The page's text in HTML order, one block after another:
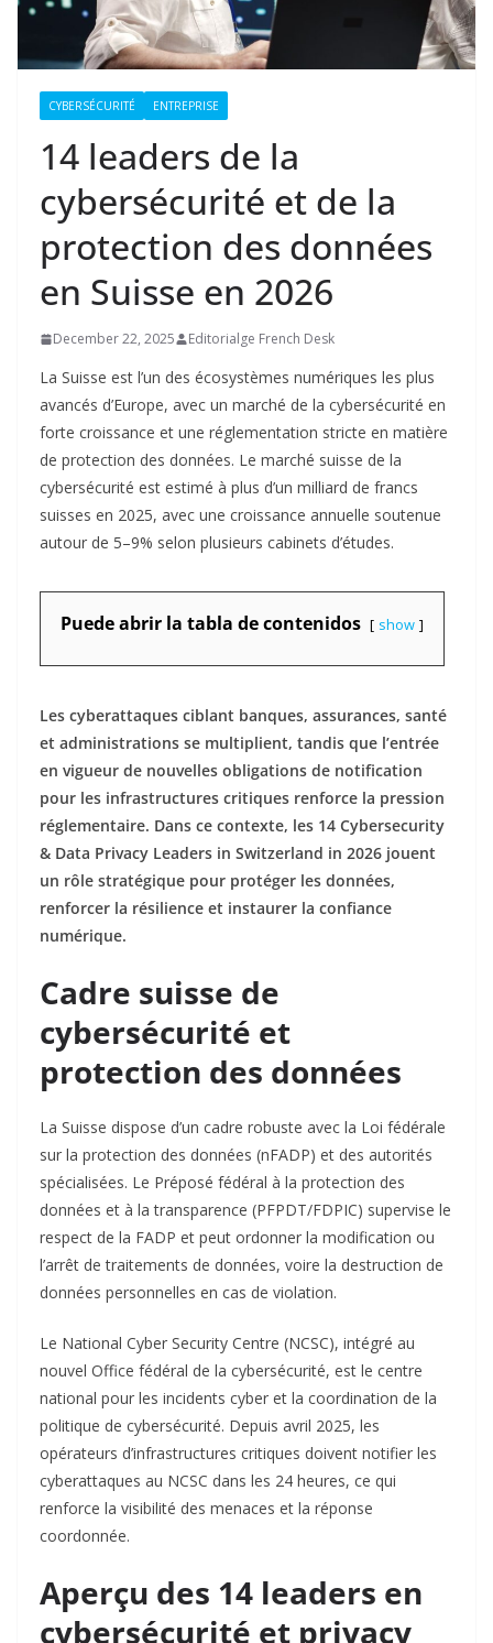
CYBERSÉCURITÉ ENTREPRISE
14 leaders de la
cybersécurité et de la
protection des données
en Suisse en 2026
December 22, 2025 Editorialge French Desk
La Suisse est l’un des écosystèmes numériques les plus
avancés d’Europe, avec un marché de la cybersécurité en
forte croissance et une réglementation stricte en matière
de protection des données. Le marché suisse de la
cybersécurité est estimé à plus d’un milliard de francs
suisses en 2025, avec une croissance annuelle soutenue
autour de 5–9% selon plusieurs cabinets d’études.​
Puede abrir la tabla de contenidos show
Les cyberattaques ciblant banques, assurances, santé
et administrations se multiplient, tandis que l’entrée
en vigueur de nouvelles obligations de notification
pour les infrastructures critiques renforce la pression
réglementaire. Dans ce contexte, les 14 Cybersecurity
& Data Privacy Leaders in Switzerland in 2026 jouent
un rôle stratégique pour protéger les données,
renforcer la résilience et instaurer la confiance
numérique.​
Cadre suisse de
cybersécurité et
protection des données
La Suisse dispose d’un cadre robuste avec la Loi fédérale
sur la protection des données (nFADP) et des autorités
spécialisées. Le Préposé fédéral à la protection des
données et à la transparence (PFPDT/FDPIC) supervise le
respect de la FADP et peut ordonner la modification ou
l’arrêt de traitements de données, voire la destruction de
données personnelles en cas de violation.​
Le National Cyber Security Centre (NCSC), intégré au
nouvel Office fédéral de la cybersécurité, est le centre
national pour les incidents cyber et la coordination de la
politique de cybersécurité. Depuis avril 2025, les
opérateurs d’infrastructures critiques doivent notifier les
cyberattaques au NCSC dans les 24 heures, ce qui
renforce la visibilité des menaces et la réponse
coordonnée.​
Aperçu des 14 leaders en
cybersécurité et privacy